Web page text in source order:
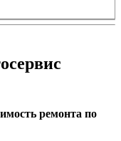
ремонта по